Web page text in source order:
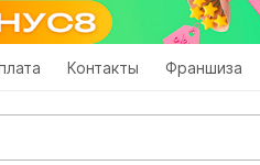
Контакты Франшиза